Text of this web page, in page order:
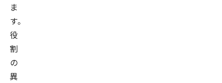
ま
す。
役
割
の
異